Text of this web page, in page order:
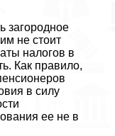
загородное
не стоит
налогов в
Как правило,
в силу
ее не в